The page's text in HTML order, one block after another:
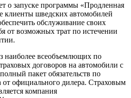
о запуске программы «Продленная
клиенты шведских автомобилей
обслуживание своих
от возможных трат по истечении
наиболее всеобъемлющих по
договоров на автомобили с
пакет обязательств по
от официального дилера. Страховым
компания